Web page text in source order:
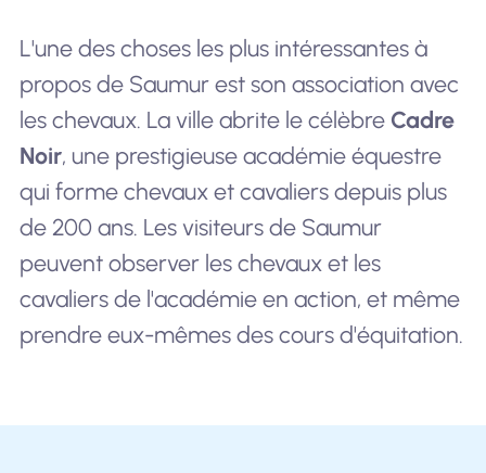
L'une des choses les plus intéressantes à
propos de Saumur est son association avec
les chevaux. La ville abrite le célèbre Cadre
Noir, une prestigieuse académie équestre
qui forme chevaux et cavaliers depuis plus
de 200 ans. Les visiteurs de Saumur
peuvent observer les chevaux et les
cavaliers de l'académie en action, et même
prendre eux-mêmes des cours d'équitation.